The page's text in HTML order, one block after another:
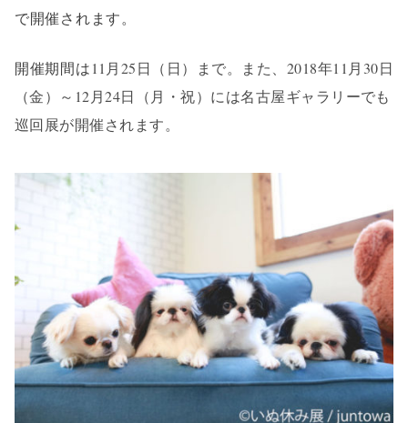
で開催されます。
開催期間は11月25日（日）まで。また、2018年11月30日
（金）～12月24日（月・祝）には名古屋ギャラリーでも
巡回展が開催されます。